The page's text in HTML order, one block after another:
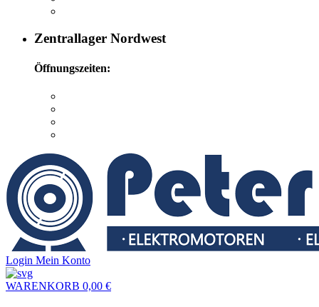
Zentrallager Nordwest
Öffnungszeiten:
Login Mein Konto
WARENKORB 0,00 €